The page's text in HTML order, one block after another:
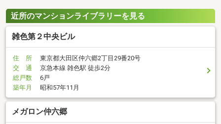
近所のマンションライブラリーを見る
雑色第２中央ビル
住 所
東京都大田区仲六郷2丁目29番20号
交 通
京急本線 雑色駅 徒歩2分
総戸数
6戸
築年月
昭和57年11月
メガロン仲六郷